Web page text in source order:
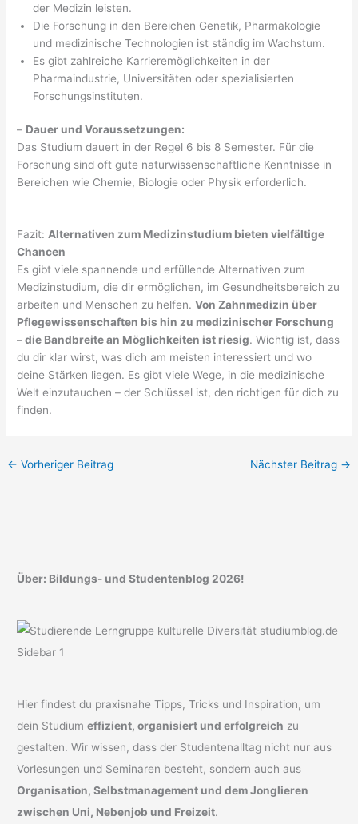
der Medizin leisten.
Die Forschung in den Bereichen Genetik, Pharmakologie
und medizinische Technologien ist ständig im Wachstum.
Es gibt zahlreiche Karrieremöglichkeiten in der
Pharmaindustrie, Universitäten oder spezialisierten
Forschungsinstituten.
– Dauer und Voraussetzungen:
Das Studium dauert in der Regel 6 bis 8 Semester. Für die
Forschung sind oft gute naturwissenschaftliche Kenntnisse in
Bereichen wie Chemie, Biologie oder Physik erforderlich.
Fazit:Alternativen zum Medizinstudium bieten vielfältige
Chancen
Es gibt viele spannende und erfüllende Alternativen zum
Medizinstudium, die dir ermöglichen, im Gesundheitsbereich zu
arbeiten und Menschen zu helfen.Von Zahnmedizin über
Pflegewissenschaften bis hin zu medizinischer Forschung
– die Bandbreite an Möglichkeiten ist riesig. Wichtig ist, dass
du dir klar wirst, was dich am meisten interessiert und wo
deine Stärken liegen. Es gibt viele Wege, in die medizinische
Welt einzutauchen – der Schlüssel ist, den richtigen für dich zu
finden.
← Vorheriger Beitrag Nächster Beitrag →
Über: Bildungs- und Studentenblog 2026!
Hier findest du praxisnahe Tipps, Tricks und Inspiration, um
dein Studiumeffizient, organisiert und erfolgreich zu
gestalten. Wir wissen, dass der Studentenalltag nicht nur aus
Vorlesungen und Seminaren besteht, sondern auch aus
Organisation, Selbstmanagement und dem Jonglieren
zwischen Uni, Nebenjob und Freizeit.